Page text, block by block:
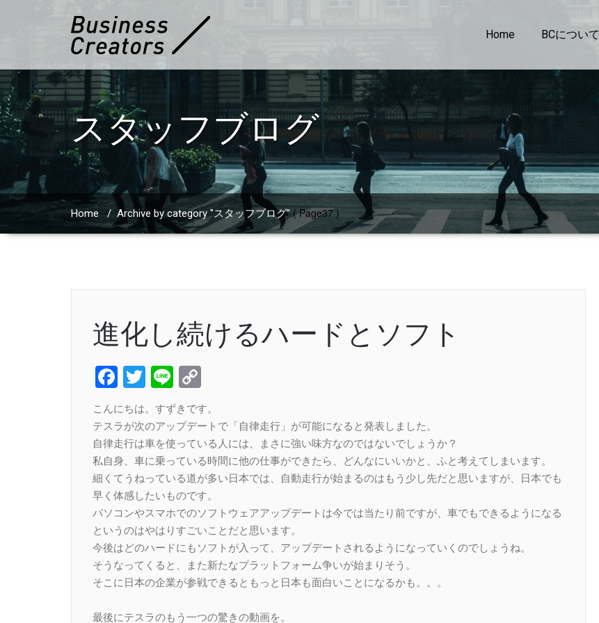
Home BCについて
スタッフブログ
Home / Archive by category "スタッフブログ" ( Page37 )
進化し続けるハードとソフト
Facebook
Twitter
Line
Link
こんにちは。すずきです。
テスラが次のアップデートで「自律走行」が可能になると発表しました。
自律走行は車を使っている人には、まさに強い味方なのではないでしょうか？
私自身、車に乗っている時間に他の仕事ができたら、どんなにいいかと、ふと考えてしまいます。
細くてうねっている道が多い日本では、自動走行が始まるのはもう少し先だと思いますが、日本でも
早く体感したいものです。
パソコンやスマホでのソフトウェアアップデートは今では当たり前ですが、車でもできるようになる
というのはやはりすごいことだと思います。
今後はどのハードにもソフトが入って、アップデートされるようになっていくのでしょうね。
そうなってくると、また新たなプラットフォーム争いが始まりそう。
そこに日本の企業が参戦できるともっと日本も面白いことになるかも。。。
最後にテスラのもう一つの驚きの動画を。